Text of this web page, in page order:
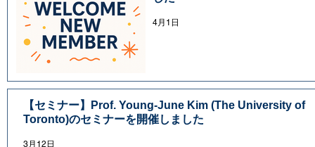
4月1日
【セミナー】Prof. Young-June Kim (The University of
Toronto)のセミナーを開催しました
3月12日